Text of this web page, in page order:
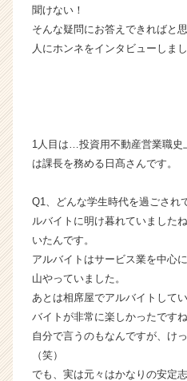
ン
ト
の
イ
ラ
イ
|
チ
ャ
ー・
長
聞けない！
そんな疑問にお答えできればと
人にホンネをインタビューしまし
1人目は…投資用不動産営業職史
は課長を務める日髙さんです。
Q1、どんな学生時代を過ごされ
ルバイトに明け暮れていました
いたんです。
アルバイトはサービス業を中心
山やっていました。
あとは相席屋でアルバイトして
バイトが非常に楽しかったですね
自分で言うのもなんですが、け
（笑）
でも、実は元々はかなりの安定